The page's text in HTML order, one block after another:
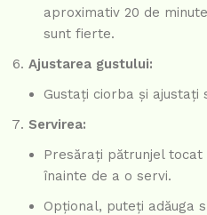
aproximativ 20 de
sunt fierte.
Ajustarea gustului:
Gustați ciorba și ajustați
Servirea:
Presărați pătrunjel
înainte de a o servi.
Opțional, puteți adăuga